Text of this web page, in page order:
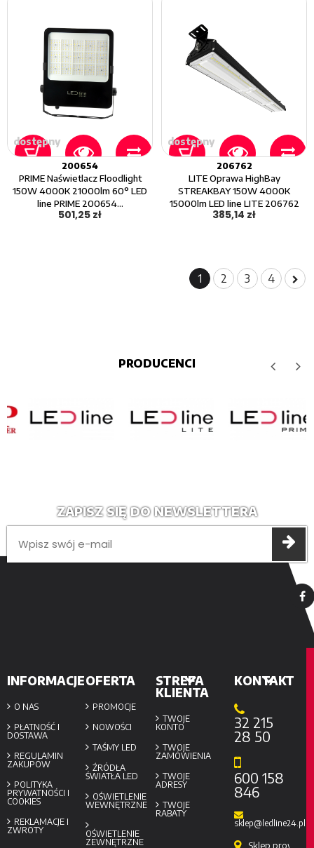
dostępny
200654
PRIME Naświetlacz Floodlight
150W 4000K 21000lm 60° LED
line PRIME 200654...
501,25 zł
dostępny
206762
LITE Oprawa HighBay
STREAKBAY 150W 4000K
15000lm LED line LITE 206762
385,14 zł
1 2 3 4
PRODUCENCI
ZAPISZ SIĘ DO NEWSLETTERA
INFORMACJE
O NAS
PŁATNOŚĆ I
DOSTAWA
REGULAMIN
ZAKUPÓW
POLITYKA
PRYWATNOŚCI I
COOKIES
REKLAMACJE I
ZWROTY
OFERTA
PROMOCJE
NOWOŚCI
TAŚMY LED
ŹRÓDŁA
ŚWIATŁA LED
OŚWIETLENIE
WEWNĘTRZNE
OŚWIETLENIE
ZEWNĘTRZNE
STREFA
KLIENTA
TWOJE
KONTO
TWOJE
ZAMÓWIENIA
TWOJE
ADRESY
TWOJE
RABATY
KONTAKT
32 215
28 50
600 158
846
sklep@ledline24.pl
Sklep prowadzi